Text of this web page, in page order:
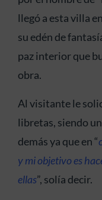
llegó a esta villa
su edén de
paz interior que
obra.
Al visitante le
libretas, siendo
demás ya que en “
y mi objetivo es
ellas”, solía decir.